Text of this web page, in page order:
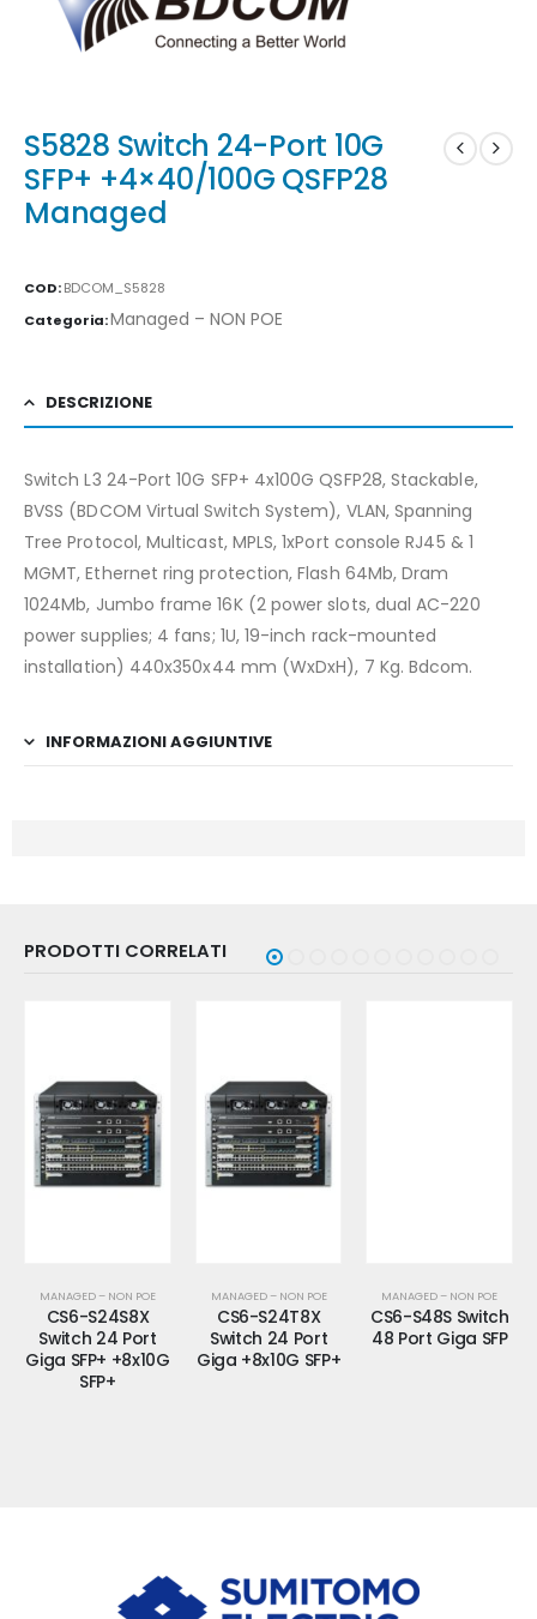
S5828 Switch 24-Port 10G
SFP+ +4×40/100G QSFP28
Managed
COD:BDCOM_S5828
Categoria:Managed – NON POE
DESCRIZIONE
Switch L3 24-Port 10G SFP+ 4x100G QSFP28, Stackable,
BVSS (BDCOM Virtual Switch System), VLAN, Spanning
Tree Protocol, Multicast, MPLS, 1xPort console RJ45 & 1
MGMT, Ethernet ring protection, Flash 64Mb, Dram
1024Mb, Jumbo frame 16K (2 power slots, dual AC-220
power supplies; 4 fans; 1U, 19-inch rack-mounted
installation) 440x350x44 mm (WxDxH), 7 Kg. Bdcom.
INFORMAZIONI AGGIUNTIVE
PRODOTTI CORRELATI
MANAGED – NON POE
CS6-S24S8X
Switch 24 Port
Giga SFP+ +8x10G
SFP+
MANAGED – NON POE
CS6-S24T8X
Switch 24 Port
Giga +8x10G SFP+
MANAGED – NON POE
CS6-S48S Switch
48 Port Giga SFP